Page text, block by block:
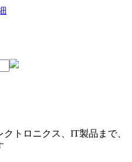
トロニクス、IT製品まで、